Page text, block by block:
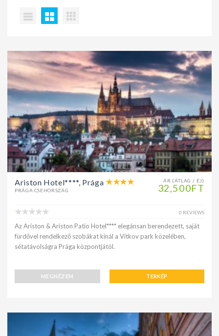
ÁR (ÁTLAG / ÉJ)
32,500FT
Ariston Hotel****, Prága
PRÁGA CSEHORSZÁG
0 REVIEWS
Az Ariston & Ariston Patio Hotel**** elegánsan berendezett, saját
fürdővel rendelkező szobákat kínál a Vitkov park közelében,
sétatávolságra Prága központjától.
MEGNÉZEM TERKÉP